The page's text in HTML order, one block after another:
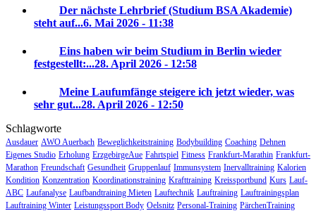
Der nächste Lehrbrief (Studium BSA Akademie)
steht auf...6. Mai 2026 - 11:38
Eins haben wir beim Studium in Berlin wieder
festgestellt:...28. April 2026 - 12:58
Meine Laufumfänge steigere ich jetzt wieder, was
sehr gut...28. April 2026 - 12:50
Schlagworte
Ausdauer AWO Auerbach Beweglichkeitstraining Bodybuilding Coaching Dehnen
Eigenes Studio Erholung ErzgebirgeAue Fahrtspiel Fitness Frankfurt-Marathin Frankfurt-
Marathon Freundschaft Gesundheit Gruppenlauf Immunsystem Inervalltraining Kalorien
Kondition Konzentration Koordinationstraining Krafttraining Kreissportbund Kurs Lauf-
ABC Laufanalyse Laufbandtraining Mieten Lauftechnik Lauftraining Lauftrainingsplan
Lauftraining Winter Leistungssport Body Oelsnitz Personal-Training PärchenTraining